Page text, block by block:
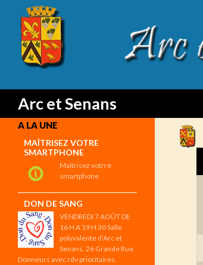
Arc et Senans
Search
A LA UNE
MAÎTRISEZ VOTRE
SMARTPHONE
Maîtrisez votrre
smartphone
DON DE SANG
VENDREDI 7 AOÛT DE
16 H A 19 H 30 Salle
polyvalente d’Arc et
Senans, 26 Grande Rue.
Donneurs avec rdv prioritaires,